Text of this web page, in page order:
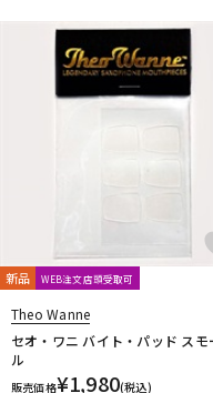
PARAFIT
Hollywood Winds
PATRICK
Wedge
New York Stage 1
Brass
新品 WEB注文店頭受取可
Theo Wanne
セオ・ワニ バイト・パッド スモ
ル
販売価格¥1,980(税込)